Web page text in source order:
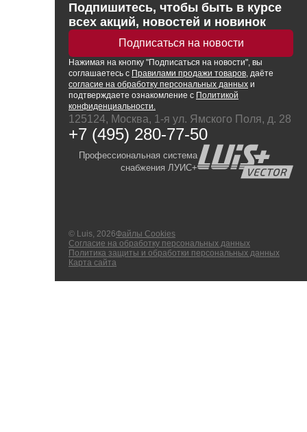
Подпишитесь, чтобы быть в курсе
всех акций, новостей и новинок
Подписаться на новости
Нажимая на кнопку "Подписаться на новости", вы
соглашаетесь с Правилами продажи товаров, даёте
согласие на обработку персональных данных и
подтверждаете ознакомление с Политикой
конфиденциальности.
125124, Москва, 1-я ул. Ямского Поля, д. 28
+7 (495) 280-77-50
Профессиональная система
снабжения ЛУИС+
© Luis, 2026Файлы Cookies
Согласие на обработку персональных данных
Политика защиты и обработки персональных данных
Карта сайта